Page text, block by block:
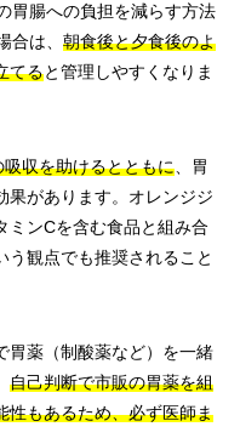
胃腸への負担を減らす方法
合は、 朝食後と夕食後のよ
てると管理しやすくなりま
収を助けるとともに 、胃
果があります。オレンジジ
ミンCを含む食品と組み合
う観点でも推奨されること
胃薬（制酸薬など）を一緒
自己判断で市販の胃薬を組
性もあるため、必ず医師ま